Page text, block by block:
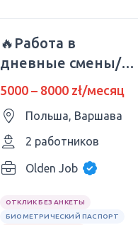
🔥Работа в
дневные смены/
Водитель-курьер/
Польские права
5000 – 8000 zł/месяц
Польша, Варшава
2 работников
Olden Job
ОТКЛИК БЕЗ АНКЕТЫ
БИОМЕТРИЧЕСКИЙ ПАСПОРТ